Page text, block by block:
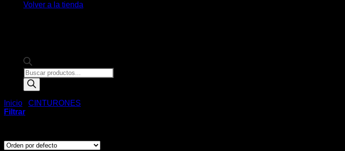
Volver a la tienda
Products
search
Inicio CINTURONES
Filtrar